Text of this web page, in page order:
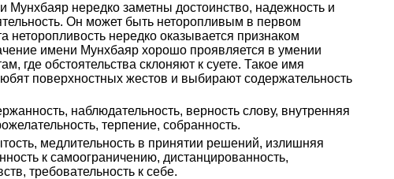
Мунхбаяр нередко заметны достоинство, надежность и
Он может быть неторопливым в первом
неторопливость нередко оказывается признаком
имени Мунхбаяр хорошо проявляется в умении
где обстоятельства склоняют к суете. Такое имя
поверхностных жестов и выбирают содержательность
наблюдательность, верность слову, внутренняя
терпение, собранность.
медлительность в принятии решений, излишняя
к самоограничению, дистанцированность,
требовательность к себе.